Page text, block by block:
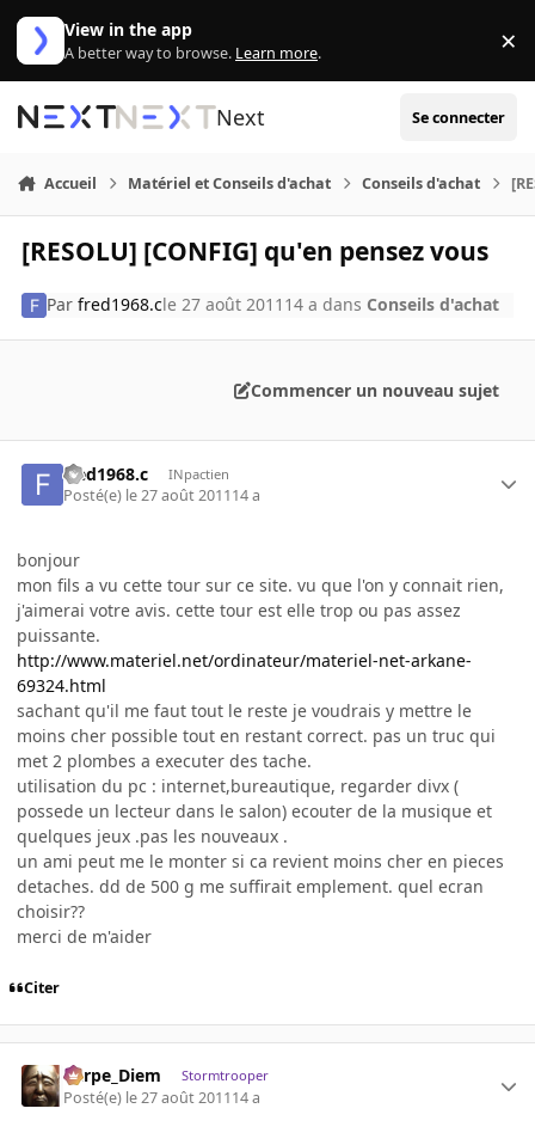
Aller au contenu
View in the app
A better way to browse. Learn more. ×
Next Se connecter
Accueil Matériel et Conseils d'achat Conseils d'achat
[RESOLU] [CONFIG] qu'en pensez vous
Parfred1968.cle 27 août 2011 14 a dans Conseils d'achat
Commencer un nouveau sujet
fred1968.c INpactien
Posté(e) le 27 août 201114 a
bonjour
mon fils a vu cette tour sur ce site. vu que l'on y connait rien,
j'aimerai votre avis. cette tour est elle trop ou pas assez
puissante.
http://www.materiel.net/ordinateur/materiel-net-arkane-
69324.html
sachant qu'il me faut tout le reste je voudrais y mettre le
moins cher possible tout en restant correct. pas un truc qui
met 2 plombes a executer des tache.
utilisation du pc : internet,bureautique, regarder divx (
possede un lecteur dans le salon) ecouter de la musique et
quelques jeux .pas les nouveaux .
un ami peut me le monter si ca revient moins cher en pieces
detaches. dd de 500 g me suffirait emplement. quel ecran
choisir??
merci de m'aider
Citer
Carpe_Diem Stormtrooper
Posté(e) le 27 août 201114 a